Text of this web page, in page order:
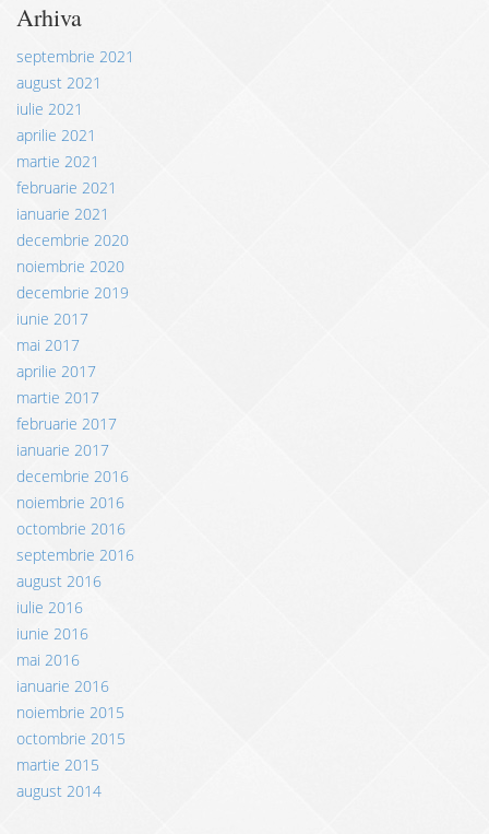
Arhiva
septembrie 2021
august 2021
iulie 2021
aprilie 2021
martie 2021
februarie 2021
ianuarie 2021
decembrie 2020
noiembrie 2020
decembrie 2019
iunie 2017
mai 2017
aprilie 2017
martie 2017
februarie 2017
ianuarie 2017
decembrie 2016
noiembrie 2016
octombrie 2016
septembrie 2016
august 2016
iulie 2016
iunie 2016
mai 2016
ianuarie 2016
noiembrie 2015
octombrie 2015
martie 2015
august 2014